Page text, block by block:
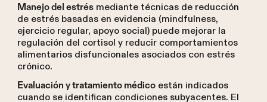
Manejo del estrésmediante técnicas de reducción
de estrés basadas en evidencia (mindfulness,
ejercicio regular, apoyo social) puede mejorar la
regulación del cortisol y reducir comportamientos
alimentarios disfuncionales asociados con estrés
crónico.
Evaluación y tratamiento médicoestán indicados
cuando se identifican condiciones subyacentes. El